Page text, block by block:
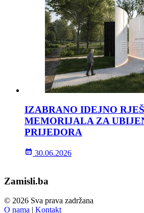
IZABRANO IDEJNO
MEMORIJALA ZA
PRIJEDORA
30.06.2026
Zamisli.ba
© 2026 Sva prava zadržana
O nama
Kontakt